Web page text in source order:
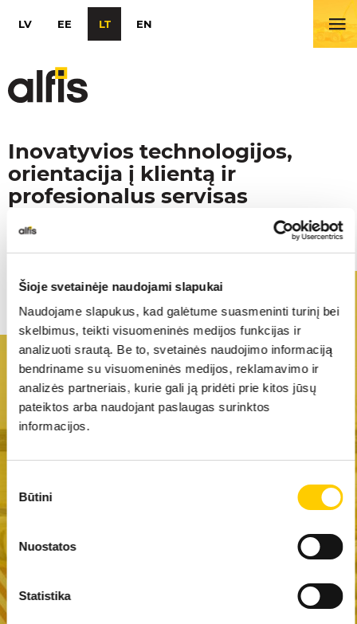
Šioje svetainėje naudojami slapukai
Naudojame slapukus, kad galėtume suasmeninti turinį bei
skelbimus, teikti visuomeninės medijos funkcijas ir
analizuoti srautą. Be to, svetainės naudojimo informaciją
bendriname su visuomeninės medijos, reklamavimo ir
analizės partneriais, kurie gali ją pridėti prie kitos jūsų
pateiktos arba naudojant paslaugas surinktos
informacijos.
pasirinkimas
Būtini
Nuostatos
Statistika
PRADINIS PUSLAPIS
LV EE LT EN
Inovatyvios technologijos,
orientacija į klientą ir
profesionalus servisas
Vienintelis Liebherr prekės ženklo atstovas Lietuvoje
LIETUVA LATVIJA